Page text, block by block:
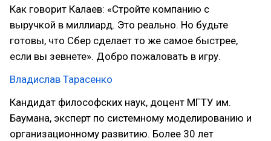
Как говорит Калаев: «Стройте компанию с
выручкой в миллиард. Это реально. Но будьте
готовы, что Сбер сделает то же самое быстрее,
если вы зевнете». Добро пожаловать в игру.
Владислав Тарасенко
Кандидат философских наук, доцент МГТУ им.
Баумана, эксперт по системному моделированию и
организационному развитию. Более 30 лет